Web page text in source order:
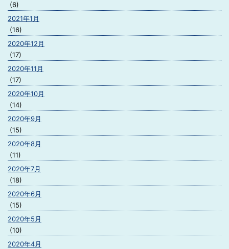
(6)
2021年1月
(16)
2020年12月
(17)
2020年11月
(17)
2020年10月
(14)
2020年9月
(15)
2020年8月
(11)
2020年7月
(18)
2020年6月
(15)
2020年5月
(10)
2020年4月